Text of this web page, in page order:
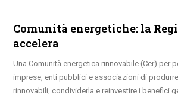
Comunità energetiche: la
accelera
Una Comunità energetica rinnovabile (Cer) per
imprese, enti pubblici e associazioni di
rinnovabili, condividerla e reinvestire i benefici